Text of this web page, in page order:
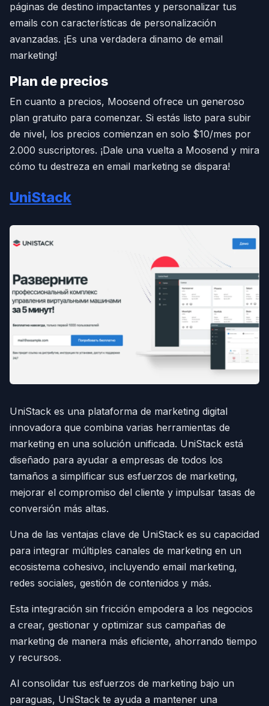
páginas de destino impactantes y personalizar tus
emails con características de personalización
avanzadas. ¡Es una verdadera dinamo de email
marketing!
Plan de precios
En cuanto a precios, Moosend ofrece un generoso
plan gratuito para comenzar. Si estás listo para subir
de nivel, los precios comienzan en solo $10/mes por
2.000 suscriptores. ¡Dale una vuelta a Moosend y mira
cómo tu destreza en email marketing se dispara!
UniStack
UniStack es una plataforma de marketing digital
innovadora que combina varias herramientas de
marketing en una solución unificada. UniStack está
diseñado para ayudar a empresas de todos los
tamaños a simplificar sus esfuerzos de marketing,
mejorar el compromiso del cliente y impulsar tasas de
conversión más altas.
Una de las ventajas clave de UniStack es su capacidad
para integrar múltiples canales de marketing en un
ecosistema cohesivo, incluyendo email marketing,
redes sociales, gestión de contenidos y más.
Esta integración sin fricción empodera a los negocios
a crear, gestionar y optimizar sus campañas de
marketing de manera más eficiente, ahorrando tiempo
y recursos.
Al consolidar tus esfuerzos de marketing bajo un
paraguas, UniStack te ayuda a mantener una